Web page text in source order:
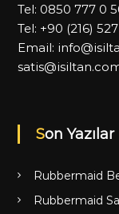
Tel: 0850 777 0
Tel: +90 (216) 527
Email:
Son Yazılar
Rubbermaid
Rubbermaid